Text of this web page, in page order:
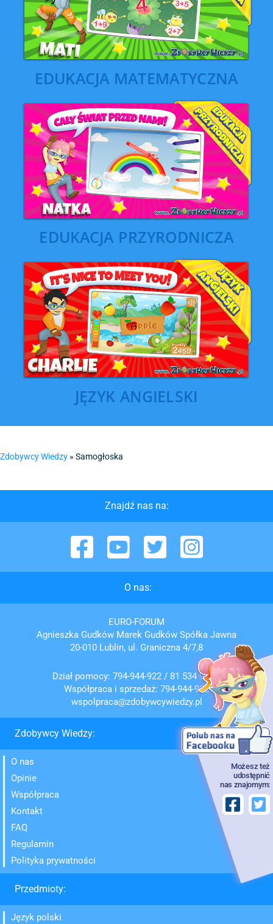
Możesz też
udostępnić
nas znajomym:
EDUKACJA MATEMATYCZNA
EDUKACJA PRZYRODNICZA
JĘZYK ANGIELSKI
Zdobywcy Wiedzy » Samogłoska
Znajdź nas na:
Facebook YouTube Twitter Instagram
O nas:
EURO-FORUM
Agnieszka Gudków Marek Gudków Spółka Jawna
20-010 Lublin, ul. Graniczna 4/7,8
Dział pomocy: 794-944-922/ 81 534 95 72
Współpraca i sprzedaż: 794-944-922
wspolpraca@zdobywcywiedzy.pl
Zdobywcy Wiedzy:
O nas
Opinie
Współpraca
Kontakt
FAQ
Regulamin
Polityka prywatności
Przedmioty:
Język polski